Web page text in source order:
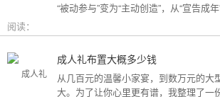
“被动参与”变为“主动创造”，从“宣告成
阅读：
成人礼布置大概多少钱
从几百元的温馨小家宴，到数万元的大
大。为了让你心里更有谱，我整理了一